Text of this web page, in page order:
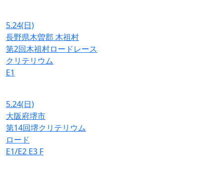
5.24(日)
長野県木曽郡 木祖村
第2回木祖村ロードレース
クリテリウム
E1
5.24(日)
大阪府堺市
第14回堺クリテリウム
ロード
E1/E2 E3 F